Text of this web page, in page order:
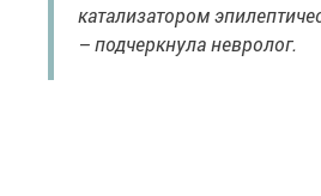
катализатором
– подчеркнула невролог.